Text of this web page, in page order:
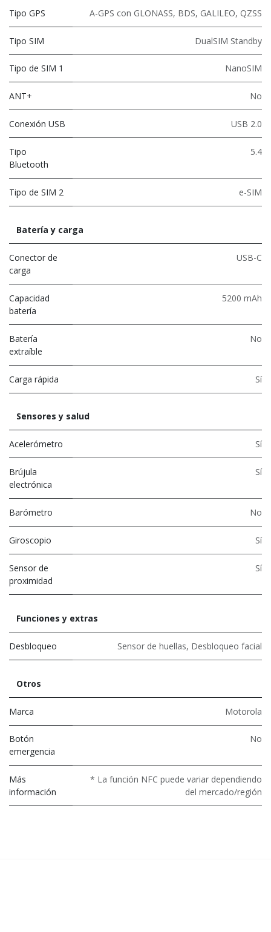
Tipo GPS A-GPS con GLONASS, BDS, GALILEO, QZSS
Tipo SIM DualSIM Standby
Tipo de SIM 1 NanoSIM
ANT+ No
Conexión USB USB 2.0
Tipo
Bluetooth
5.4
Tipo de SIM 2 e-SIM
Batería y carga
Conector de
carga
USB-C
Capacidad
batería
5200 mAh
Batería
extraíble
No
Carga rápida Sí
Sensores y salud
Acelerómetro Sí
Brújula
electrónica
Sí
Barómetro No
Giroscopio Sí
Sensor de
proximidad
Sí
Funciones y extras
Desbloqueo Sensor de huellas, Desbloqueo facial
Otros
Marca Motorola
Botón
emergencia
No
Más
información
* La función NFC puede variar dependiendo
del mercado/región